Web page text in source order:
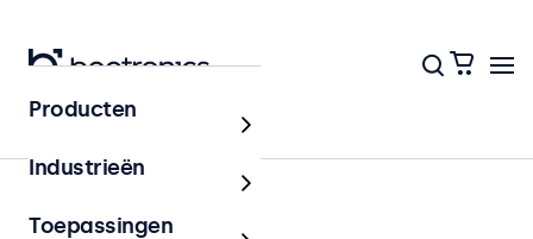
Producten
Industrieën
Toepassingen